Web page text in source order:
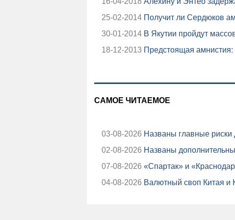
25-02-2014 Получит ли Сердюков
30-01-2014 В Якутии пройдут
18-12-2013 Предстоящая амнистия:
САМОЕ ЧИТАЕМОЕ
03-08-2026 Названы главные
02-08-2026 Названы
07-08-2026 «Спартак» и
04-08-2026 Валютный своп Китая и